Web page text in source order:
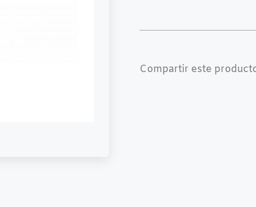
Compartir este